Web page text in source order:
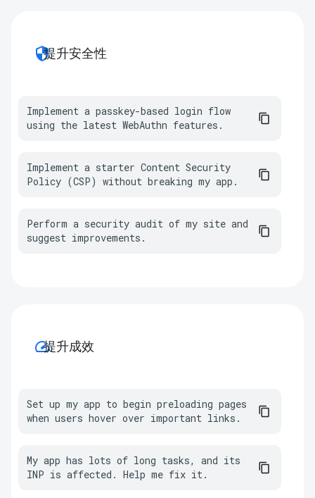
security提升安全性
Implement a passkey-based login flow
using the latest WebAuthn features.
Implement a starter Content Security
Policy (CSP) without breaking my app.
Perform a security audit of my site and
suggest improvements.
speed提升成效
Set up my app to begin preloading pages
when users hover over important links.
My app has lots of long tasks, and its
INP is affected. Help me fix it.